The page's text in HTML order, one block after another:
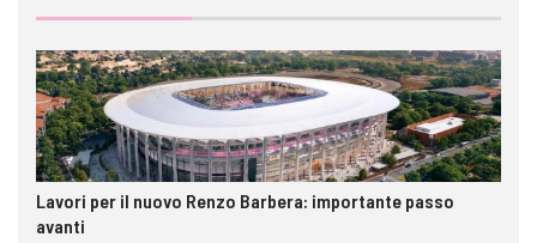
Lavori per il nuovo Renzo Barbera: importante passo
avanti